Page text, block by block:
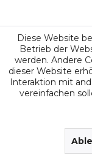
1.949,00 €
Diese Website
Betrieb der
werden. Andere
dieser Website
Interaktion mit
vereinfachen
SEHR GUT
Informationen